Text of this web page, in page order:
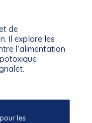
de
Il explore les
l’alimentation
les